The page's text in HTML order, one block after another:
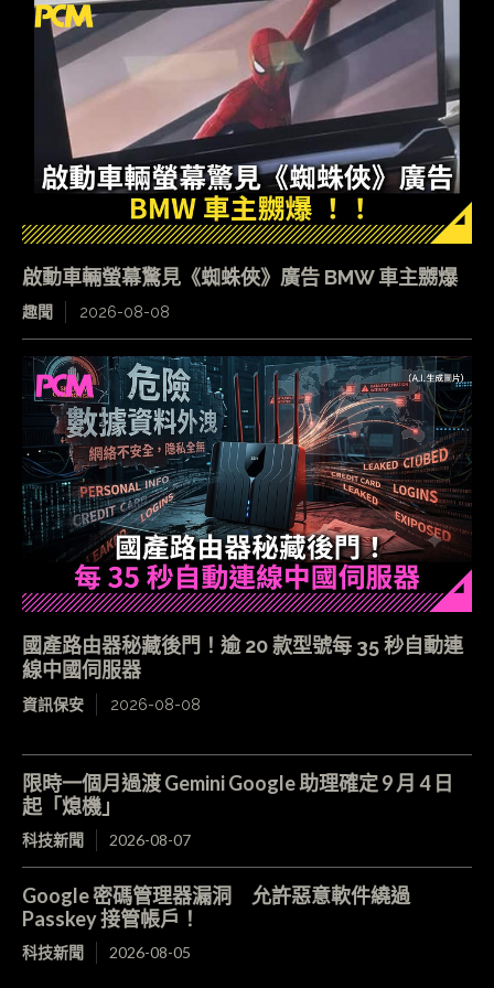
啟動車輛螢幕驚見《蜘蛛俠》廣告 BMW 車主嬲爆
趣聞 2026-08-08
國產路由器秘藏後門！逾 20 款型號每 35 秒自動連
線中國伺服器
資訊保安 2026-08-08
限時一個月過渡 Gemini Google 助理確定 9 月 4 日
起「熄機」
科技新聞 2026-08-07
Google 密碼管理器漏洞 允許惡意軟件繞過
Passkey 接管帳戶！
科技新聞 2026-08-05